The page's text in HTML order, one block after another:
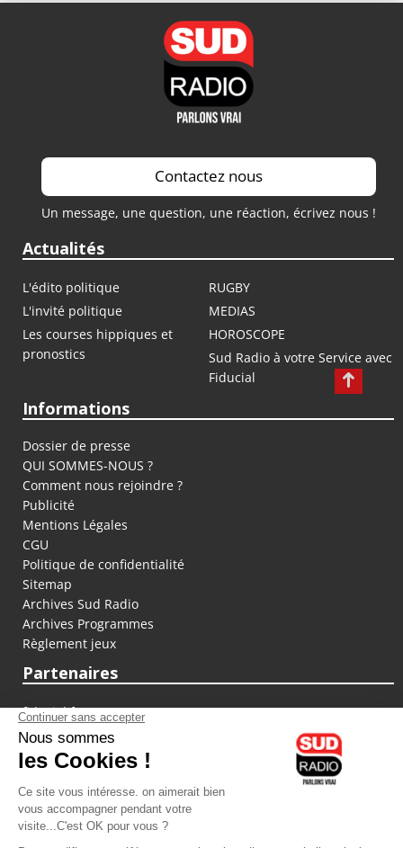
Contactez nous
Un message, une question, une réaction, écrivez nous !
Actualités
L'édito politique
RUGBY
L'invité politique
MEDIAS
Les courses hippiques et
pronostics
HOROSCOPE
Sud Radio à votre Service avec
Fiducial
Informations
Dossier de presse
QUI SOMMES-NOUS ?
Comment nous rejoindre ?
Publicité
Mentions Légales
CGU
Politique de confidentialité
Sitemap
Archives Sud Radio
Archives Programmes
Règlement jeux
Partenaires
fiducial.fr
lyoncapitale.fr
olympique-et-lyonnais.com
L'application Iphone / Android
Téléchargez l'application